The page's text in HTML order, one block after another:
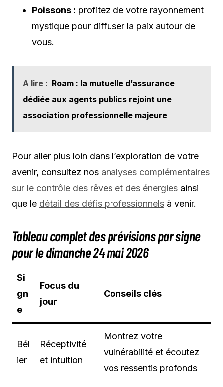
Poissons : profitez de votre rayonnement
mystique pour diffuser la paix autour de
vous.
A lire : Roam : la mutuelle d’assurance
dédiée aux agents publics rejoint une
association professionnelle majeure
Pour aller plus loin dans l’exploration de votre
avenir, consultez nos analyses complémentaires
sur le contrôle des rêves et des énergies ainsi
que le détail des défis professionnels à venir.
Tableau complet des prévisions par signe
pour le dimanche 24 mai 2026
Si
gn
e
Focus du
jour
Conseils clés
Bél
ier
Réceptivité
et intuition
Montrez votre
vulnérabilité et écoutez
vos ressentis profonds